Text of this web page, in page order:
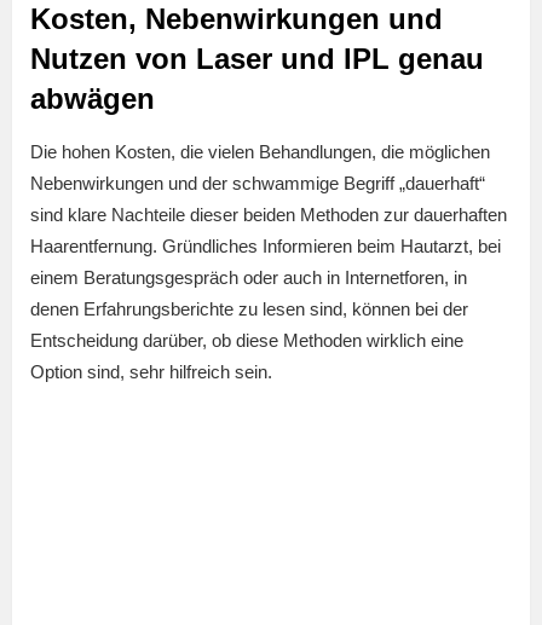
Kosten, Nebenwirkungen und
Nutzen von Laser und IPL genau
abwägen
Die hohen Kosten, die vielen Behandlungen, die möglichen
Nebenwirkungen und der schwammige Begriff „dauerhaft“
sind klare Nachteile dieser beiden Methoden zur dauerhaften
Haarentfernung. Gründliches Informieren beim Hautarzt, bei
einem Beratungsgespräch oder auch in Internetforen, in
denen Erfahrungsberichte zu lesen sind, können bei der
Entscheidung darüber, ob diese Methoden wirklich eine
Option sind, sehr hilfreich sein.